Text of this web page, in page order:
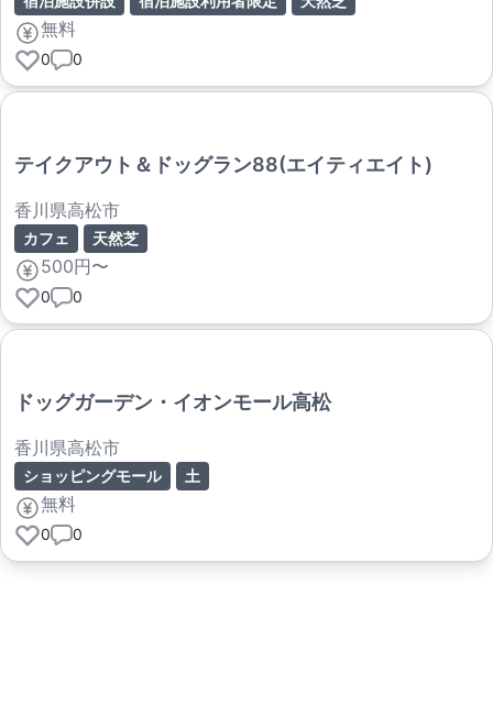
無料
0 0
テイクアウト＆ドッグラン88(エイティエイト)
香川県高松市
カフェ 天然芝
500円〜
0 0
ドッグガーデン・イオンモール高松
香川県高松市
ショッピングモール 土
無料
0 0